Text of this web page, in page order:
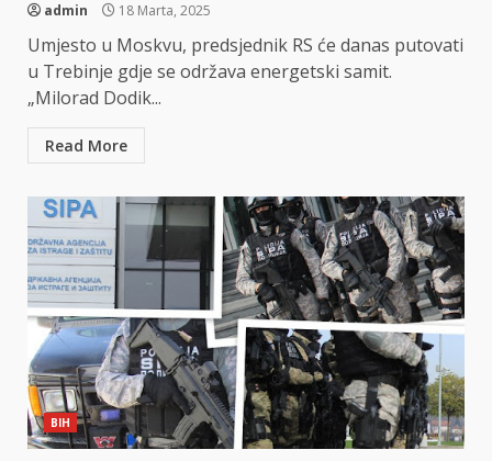
admin 18 Marta, 2025
Umjesto u Moskvu, predsjednik RS će danas putovati
u Trebinje gdje se održava energetski samit.
„Milorad Dodik...
Read More
BIH